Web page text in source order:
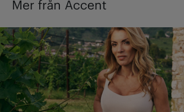
Mer från Accent